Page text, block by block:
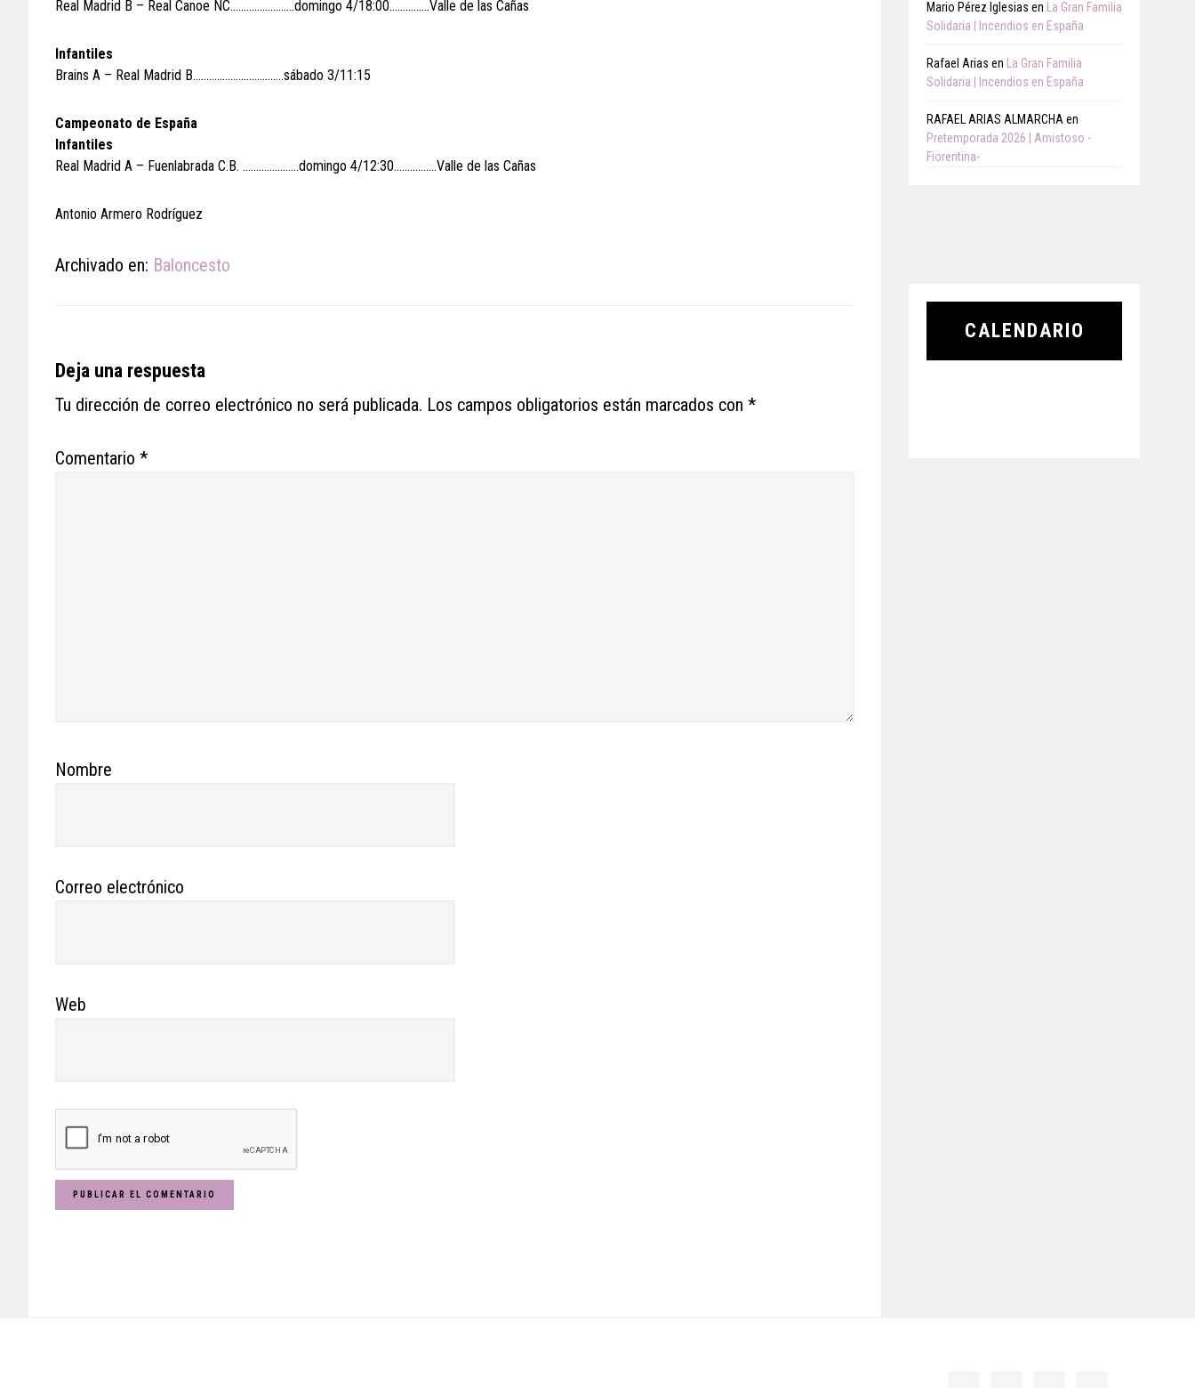
Real Madrid B – Real Canoe NC……………………domingo 4/18:00……………Valle de las Cañas
Infantiles
Brains A – Real Madrid B…………………………….sábado 3/11:15
Campeonato de España
Infantiles
Real Madrid A – Fuenlabrada C.B. …………………domingo 4/12:30…………….Valle de las Cañas
Antonio Armero Rodríguez
Archivado en: Baloncesto
Reader
Interactions
Deja una respuesta
Tu dirección de correo electrónico no será publicada. Los campos obligatorios están marcados con *
Comentario *
Nombre
Correo electrónico
Web
Mario Pérez Iglesias en
La Gran Familia
Solidaria | Incendios en España
Rafael Arias en
La Gran Familia
Solidaria | Incendios en España
RAFAEL ARIAS ALMARCHA en
Pretemporada 2026 | Amistoso -
Fiorentina-
CALENDARIO